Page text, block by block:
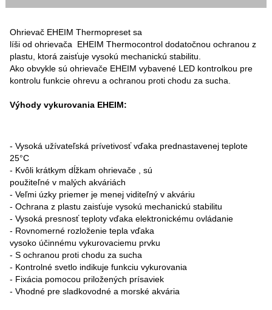
Ohrievač EHEIM Thermopreset sa
líši od ohrievača EHEIM Thermocontrol dodatočnou ochranou z
plastu, ktorá zaisťuje vysokú mechanickú stabilitu.
Ako obvykle sú ohrievače EHEIM vybavené LED kontrolkou pre
kontrolu funkcie ohrevu a ochranou proti chodu za sucha.
Výhody vykurovania EHEIM:
- Vysoká užívateľská prívetivosť vďaka prednastavenej teplote
25°C
- Kvôli krátkym dĺžkam ohrievače , sú
použiteľné v malých akváriách
- Veľmi úzky priemer je menej viditeľný v akváriu
- Ochrana z plastu zaisťuje vysokú mechanickú stabilitu
- Vysoká presnosť teploty vďaka elektronickému ovládanie
- Rovnomerné rozloženie tepla vďaka
vysoko účinnému vykurovaciemu prvku
- S ochranou proti chodu za sucha
- Kontrolné svetlo indikuje funkciu vykurovania
- Fixácia pomocou priložených prísaviek
- Vhodné pre sladkovodné a morské akvária